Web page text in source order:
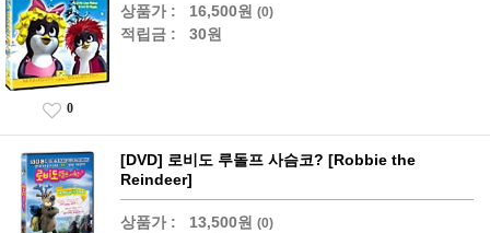
상품가 : 16,500원 (0)
적립금 : 30원
0
[DVD] 로비도 루돌프 사슴코? [Robbie the
Reindeer]
상품가 : 13,500원 (0)